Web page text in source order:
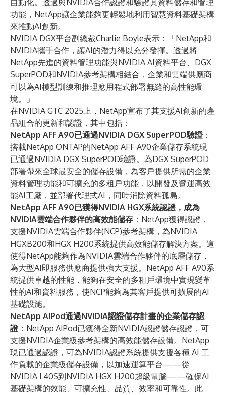
自動化。透過與NVIDIA合作認證和驗證其資料儲存和管理
功能，NetApp讓企業能夠更輕鬆地利用智慧資料基礎架構
來推動AI創新。
NVIDIA DGX平台副總裁Charlie Boyle表示：「NetApp和
NVIDIA攜手合作，讓AI的潛力得以充分發揮。透過將
NetApp先進的資料管理功能與NVIDIA AI資料平台、DGX
SuperPOD和NVIDIA參考架構相結合，企業和雲端供應商
可以為AI模型訓練和推理應用程式部署無縫的高性能環
境。」
在NVIDIA GTC 2025上，NetApp宣布了其支援AI創新的產
品組合的更新和認證，其中包括：
NetApp AFF A90已通過NVIDIA DGX SuperPOD驗證：
搭載NetApp ONTAP的NetApp AFF A90企業儲存系統現
已通過NVIDIA DGX SuperPOD驗證。為DGX SuperPOD
部署帶來全球最安全的儲存設備，為客戶提供所需的企業
資料管理功能和可擴充的多租戶功能，以開發及營運高效
能AI工廠，並部署代理式AI，同時消除資料孤島。
NetApp AFF A90已獲得NVIDIA HGX系統認證，成為
NVIDIA雲端合作夥伴的高效能儲存 ：NetApp獲得認證，
支援NVIDIA雲端合作夥伴(NCP)參考架構 ，為NVIDIA
HGXB200和HGX H200系統提供高效能儲存解決方案。這
使得NetApp能夠作為NVIDIA雲端合作夥伴的底層儲存，
為大型AI即服務供應商提供強大支援。NetApp AFF A90系
統提供卓越的性能，能夠在安全的多租戶環境中實現變革
性的AI和資料服務，使NCP能夠為其客戶提供可擴展的AI
基礎設施。
NetApp AIPod通過NVIDIA認證儲存計畫的企業儲存認
證：NetApp AIPod已獲得全新NVIDIA認證儲存認證，可
支援NVIDIA企業級參考架構的高效能儲存設備。NetApp
現已通過認證，可為NVIDIA認證系統提供支援各種 AI 工
作負載的企業級儲存設備，以加速運算平台——從
NVIDIA L40S到NVIDIA HGX H200超級電腦——確保AI
基礎架構的效能、可擴充性、品質、效率和可靠性。此